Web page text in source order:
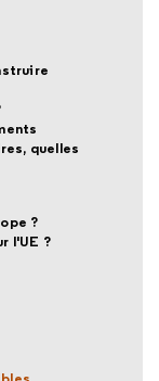
quelles
?
l'UE ?